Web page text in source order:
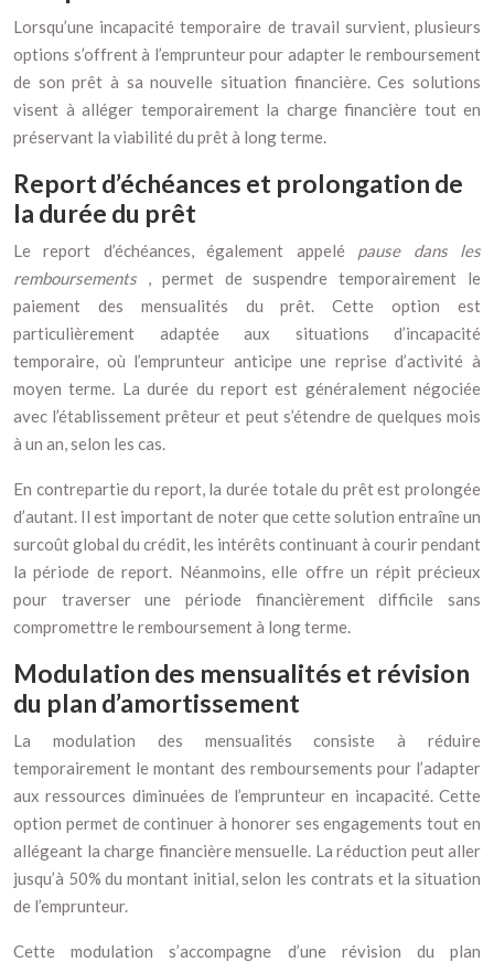
Lorsqu’une incapacité temporaire de travail survient, plusieurs
options s’offrent à l’emprunteur pour adapter le remboursement
de son prêt à sa nouvelle situation financière. Ces solutions
visent à alléger temporairement la charge financière tout en
préservant la viabilité du prêt à long terme.
Report d’échéances et prolongation de
la durée du prêt
Le report d’échéances, également appelé pause dans les
remboursements , permet de suspendre temporairement le
paiement des mensualités du prêt. Cette option est
particulièrement adaptée aux situations d’incapacité
temporaire, où l’emprunteur anticipe une reprise d’activité à
moyen terme. La durée du report est généralement négociée
avec l’établissement prêteur et peut s’étendre de quelques mois
à un an, selon les cas.
En contrepartie du report, la durée totale du prêt est prolongée
d’autant. Il est important de noter que cette solution entraîne un
surcoût global du crédit, les intérêts continuant à courir pendant
la période de report. Néanmoins, elle offre un répit précieux
pour traverser une période financièrement difficile sans
compromettre le remboursement à long terme.
Modulation des mensualités et révision
du plan d’amortissement
La modulation des mensualités consiste à réduire
temporairement le montant des remboursements pour l’adapter
aux ressources diminuées de l’emprunteur en incapacité. Cette
option permet de continuer à honorer ses engagements tout en
allégeant la charge financière mensuelle. La réduction peut aller
jusqu’à 50% du montant initial, selon les contrats et la situation
de l’emprunteur.
Cette modulation s’accompagne d’une révision du plan